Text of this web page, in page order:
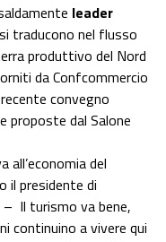
leader
traducono nel flusso
produttivo del Nord
da Confcommercio
convegno
proposte dal Salone
all’economia del
il presidente di
Il turismo va bene,
continuino a vivere qui